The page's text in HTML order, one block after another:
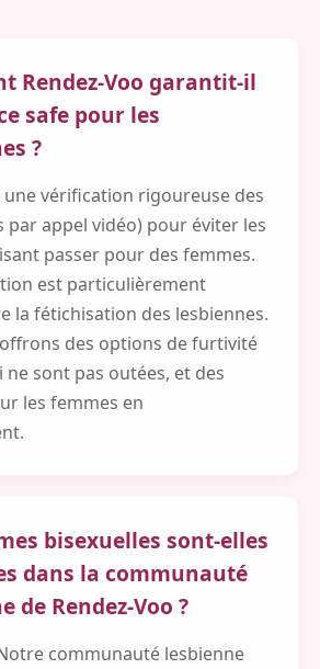
Rendez-Voo garantit-il
safe pour les
?
vérification rigoureuse des
appel vidéo) pour éviter les
passer pour des femmes.
est particulièrement
la fétichisation des lesbiennes.
des options de furtivité
ne sont pas outées, et des
les femmes en
bisexuelles sont-elles
dans la communauté
de Rendez-Voo ?
communauté lesbienne